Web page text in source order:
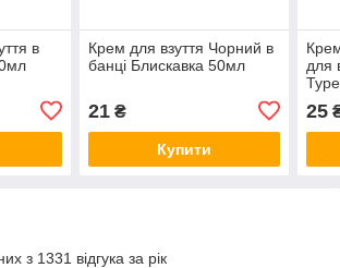
в
Крем для взуття Чорний в
банці Блискавка 50мл
21₴
Купити
для
25
з 1331 відгука за рік